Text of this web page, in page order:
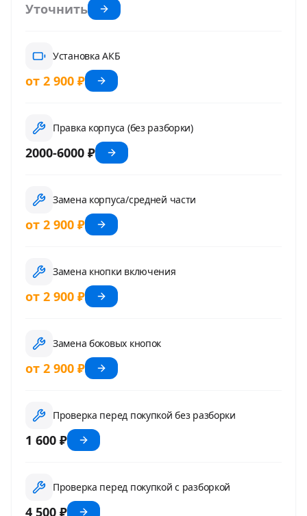
Уточнить
Установка АКБ
от 2 900 ₽
Правка корпуса (без разборки)
2000-6000 ₽
Замена корпуса/средней части
от 2 900 ₽
Замена кнопки включения
от 2 900 ₽
Замена боковых кнопок
от 2 900 ₽
Проверка перед покупкой без разборки
1 600 ₽
Проверка перед покупкой с разборкой
4 500 ₽